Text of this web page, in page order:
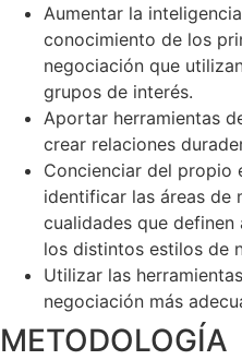
Aumentar la
conocimiento de los
negociación que
grupos de interés.
Aportar herramientas
crear relaciones
Concienciar del propio
identificar las áreas de
cualidades que
los distintos estilos de
Utilizar las
negociación más
METODOLOGÍA